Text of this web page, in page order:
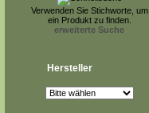
Verwenden Sie Stichworte, um
ein Produkt zu finden.
erweiterte Suche
Hersteller